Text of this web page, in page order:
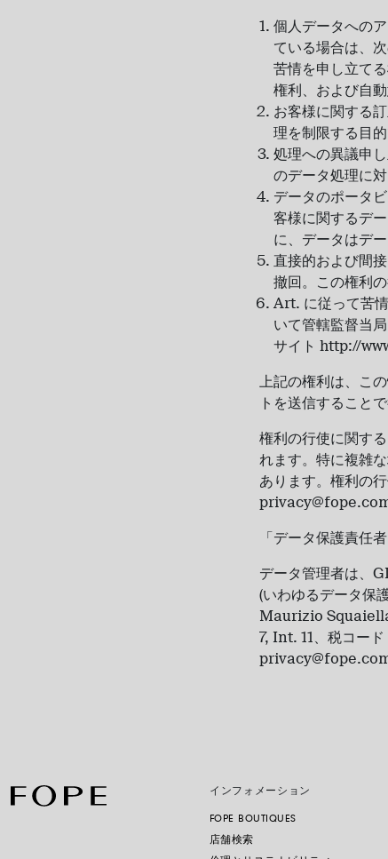
個人データへの
ている場合は、
苦情を申し立て
権利、および自
お客様に関する
理を制限する目
処理への異議申
のデータ処理に
データのポータ
客様に関するデ
に、データはデ
直接的および間
撤回。この権利
Art. に従って苦
いて管轄監督当
サイト http://
上記の権利は、こ
トを送信すること
権利の行使に関す
れます。特に複雑
あります。権利の
privacy@fope.com
「データ保護責任
データ管理者は、
(いわゆるデータ保
Maurizio
7, Int. 11、税コー
privacy@fope.com
インフォメーション
FOPE BOUTIQUES
店舗検索